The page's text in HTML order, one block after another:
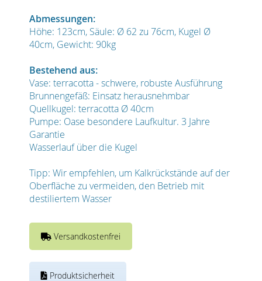
Abmessungen:
Höhe: 123cm, Säule: Ø 62 zu 76cm, Kugel Ø
40cm, Gewicht: 90kg
Bestehend aus:
Vase: terracotta - schwere, robuste Ausführung
Brunnengefäß: Einsatz herausnehmbar
Quellkugel: terracotta Ø 40cm
Pumpe: Oase besondere Laufkultur. 3 Jahre
Garantie
Wasserlauf über die Kugel
Tipp: Wir empfehlen, um Kalkrückstände auf der
Oberfläche zu vermeiden, den Betrieb mit
destiliertem Wasser
Versandkostenfrei
Produktsicherheit